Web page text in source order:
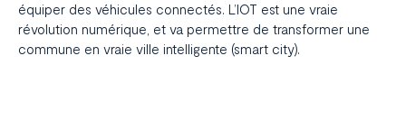
équiper des véhicules connectés. L’IOT est une vraie
révolution numérique, et va permettre de transformer une
commune en vraie ville intelligente (smart city).